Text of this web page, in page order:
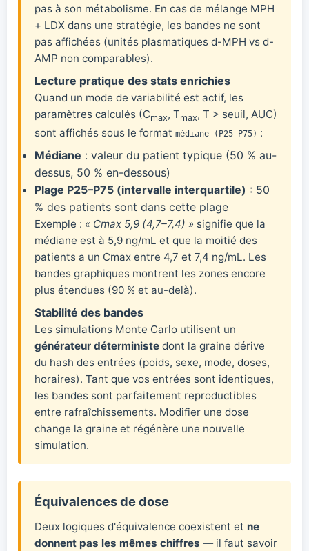
pas à son métabolisme. En cas de mélange MPH
+ LDX dans une stratégie, les bandes ne sont
pas affichées (unités plasmatiques d-MPH vs d-
AMP non comparables).
Lecture pratique des stats enrichies
Quand un mode de variabilité est actif, les
paramètres calculés (Cmax, Tmax, T > seuil, AUC)
sont affichés sous le format médiane (P25–P75) :
Médiane : valeur du patient typique (50 % au-
dessus, 50 % en-dessous)
Plage P25–P75 (intervalle interquartile) : 50
% des patients sont dans cette plage
Exemple : « Cmax 5,9 (4,7–7,4) » signifie que la
médiane est à 5,9 ng/mL et que la moitié des
patients a un Cmax entre 4,7 et 7,4 ng/mL. Les
bandes graphiques montrent les zones encore
plus étendues (90 % et au-delà).
Stabilité des bandes
Les simulations Monte Carlo utilisent un
générateur déterministe dont la graine dérive
du hash des entrées (poids, sexe, mode, doses,
horaires). Tant que vos entrées sont identiques,
les bandes sont parfaitement reproductibles
entre rafraîchissements. Modifier une dose
change la graine et régénère une nouvelle
simulation.
Équivalences de dose
Deux logiques d'équivalence coexistent et ne
donnent pas les mêmes chiffres — il faut savoir